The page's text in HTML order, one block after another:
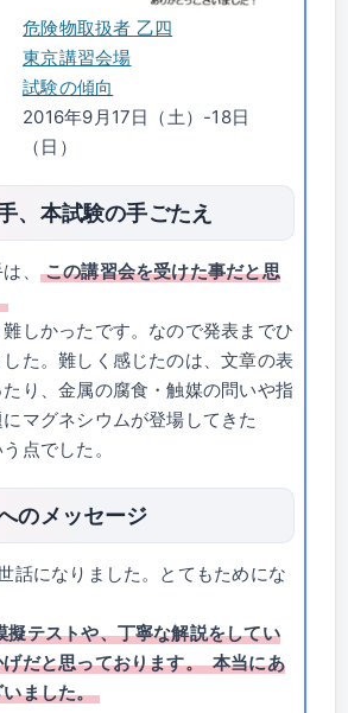
危険物取扱者 乙四
東京講習会場
試験の傾向
2016年9月17日（土）-18日
（日）
、本試験の手ごたえ
、
この講習会を受けた事だと思
しかったです。なので発表までひ
た。難しく感じたのは、文章の表
り、金属の腐食・触媒の問いや指
マグネシウムが登場してきた
点でした。
のメッセージ
話になりました。とてもためにな
擬テストや、丁寧な解説をしてい
だと思っております。 本当にあ
ました。